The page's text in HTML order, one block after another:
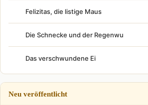
Felizitas, die listige Maus
Die Schnecke und der Regenwu
Das verschwundene Ei
Neu veröffentlicht